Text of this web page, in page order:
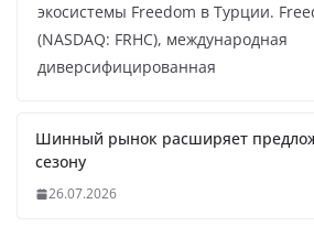
экосистемы Freedom в Турции.
(NASDAQ: FRHC), международная
диверсифицированная
Шинный рынок расширяет
сезону
26.07.2026